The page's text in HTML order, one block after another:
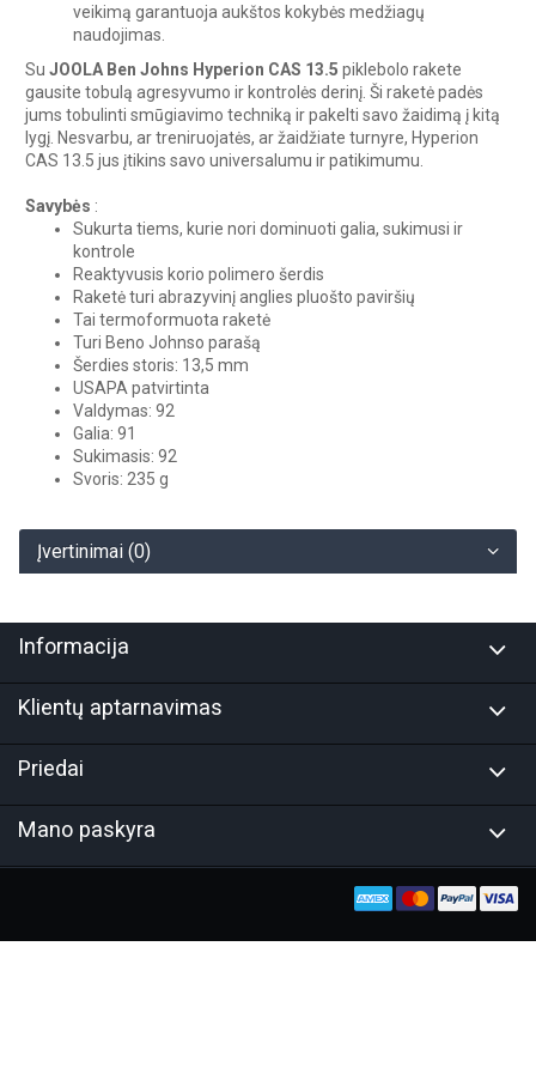
veikimą garantuoja aukštos kokybės medžiagų
naudojimas.
Su JOOLA Ben Johns Hyperion CAS 13.5 piklebolo rakete
gausite tobulą agresyvumo ir kontrolės derinį. Ši raketė padės
jums tobulinti smūgiavimo techniką ir pakelti savo žaidimą į kitą
lygį. Nesvarbu, ar treniruojatės, ar žaidžiate turnyre, Hyperion
CAS 13.5 jus įtikins savo universalumu ir patikimumu.
Savybės :
Sukurta tiems, kurie nori dominuoti galia, sukimusi ir
kontrole
Reaktyvusis korio polimero šerdis
Raketė turi abrazyvinį anglies pluošto paviršių
Tai termoformuota raketė
Turi Beno Johnso parašą
Šerdies storis: 13,5 mm
USAPA patvirtinta
Valdymas: 92
Galia: 91
Sukimasis: 92
Svoris: 235 g
Įvertinimai (0)
Informacija
Klientų aptarnavimas
Priedai
Mano paskyra